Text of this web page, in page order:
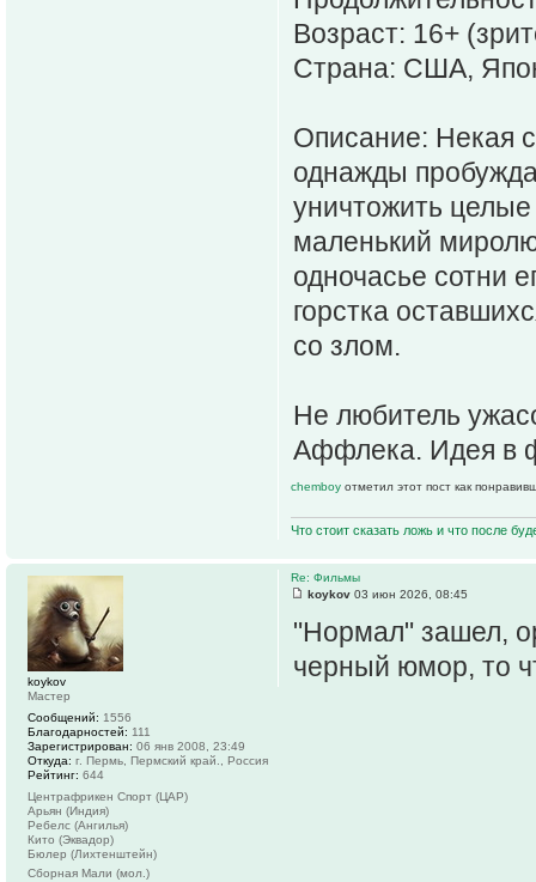
Возраст: 16+
Страна: США,
Описание: Некая
однажды
уничтожить
маленький
одночасье сотни
горстка
со злом.
Не любитель
Аффлека. Идея в
chemboy отметил этот пост как
Что стоит сказать ложь и что после
Re: Фильмы
koykov 03 июн 2026, 08:45
"Нормал" зашел,
черный юмор, то
koykov
Мастер
Сообщений: 1556
Благодарностей: 111
Зарегистрирован: 06 янв 2008, 23:49
Откуда: г. Пермь, Пермский край., Россия
Рейтинг: 644
Центрафрикен Спорт (ЦАР)
Арьян (Индия)
Ребелс (Ангилья)
Кито (Эквадор)
Бюлер (Лихтенштейн)
Сборная Мали (мол.)